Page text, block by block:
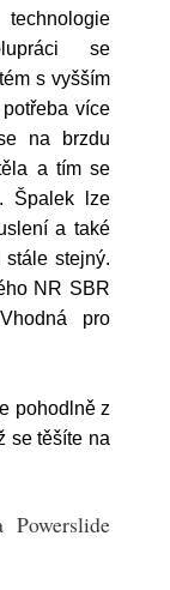
se
s vyšším
více
na brzdu
a tím se
Špalek lze
a také
stejný.
NR SBR
pro
pohodlně z
se těšíte na
Powerslide